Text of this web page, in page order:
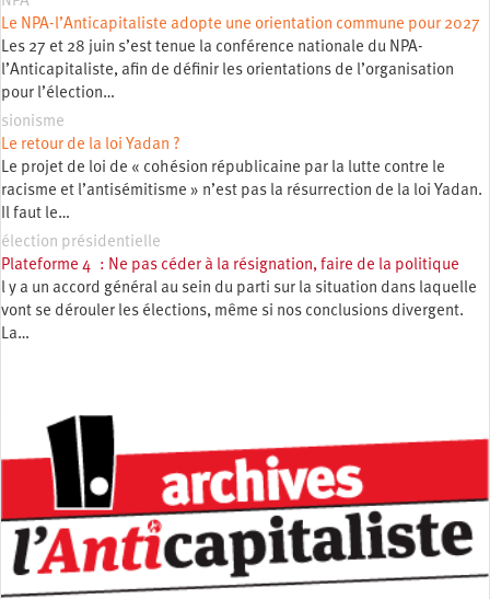
Le NPA-l’Anticapitaliste adopte une orientation commune pour 2027
Les 27 et 28 juin s’est tenue la conférence nationale du NPA-
l’Anticapitaliste, afin de définir les orientations de l’organisation
pour l’élection…
sionisme
Le retour de la loi Yadan ?
Le projet de loi de « cohésion républicaine par la lutte contre le
racisme et l’antisémitisme » n’est pas la résurrection de la loi Yadan.
Il faut le…
élection présidentielle
Plateforme 4 : Ne pas céder à la résignation, faire de la politique
l y a un accord général au sein du parti sur la situation dans laquelle
vont se dérouler les élections, même si nos conclusions divergent.
La…